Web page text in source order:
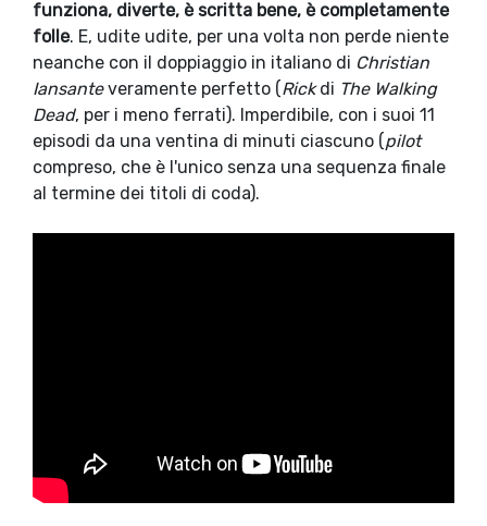
funziona, diverte, è scritta bene, è completamente
folle. E, udite udite, per una volta non perde niente
neanche con il doppiaggio in italiano di Christian
Iansanteveramente perfetto (Rickdi The Walking
Dead, per i meno ferrati). Imperdibile, con i suoi 11
episodi da una ventina di minuti ciascuno (pilot
compreso, che è l'unico senza una sequenza finale
al termine dei titoli di coda).